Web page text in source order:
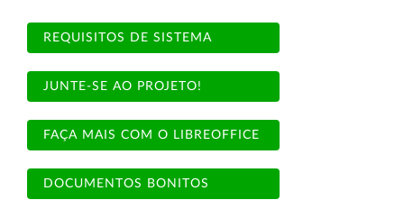
REQUISITOS DE SISTEMA
JUNTE-SE AO PROJETO!
FAÇA MAIS COM O LIBREOFFICE
DOCUMENTOS BONITOS